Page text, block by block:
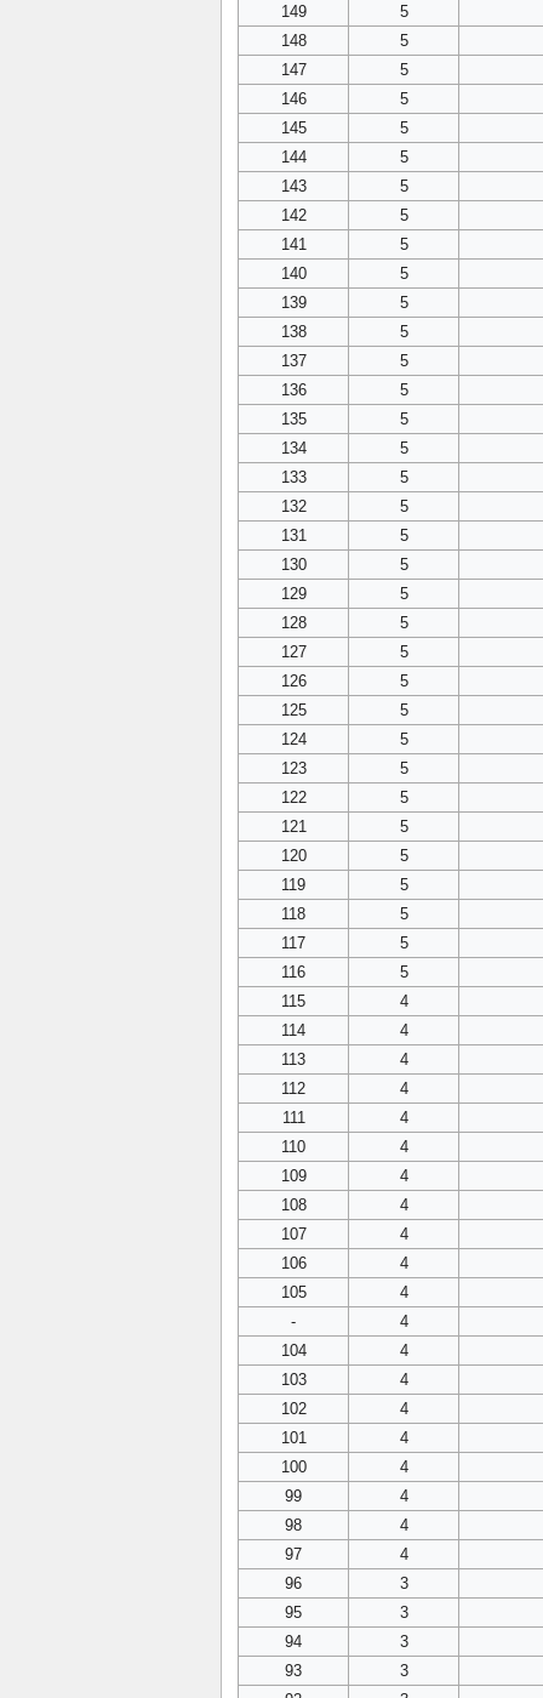
149
5
148
5
147
5
146
5
145
5
144
5
143
5
142
5
141
5
140
5
139
5
138
5
137
5
136
5
135
5
134
5
133
5
132
5
131
5
130
5
129
5
128
5
127
5
126
5
125
5
124
5
123
5
122
5
121
5
120
5
119
5
118
5
117
5
116
5
115
4
114
4
113
4
112
4
111
4
110
4
109
4
108
4
107
4
106
4
105
4
-
4
104
4
103
4
102
4
101
4
100
4
99
4
98
4
97
4
96
3
95
3
94
3
93
3